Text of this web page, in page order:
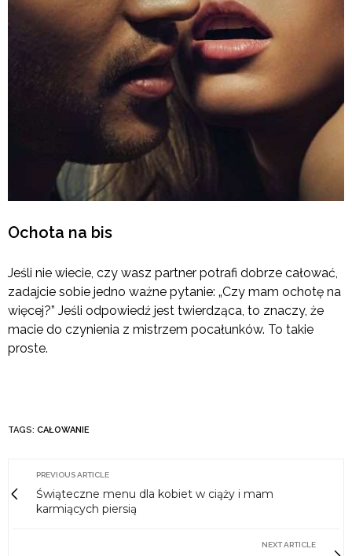
Ochota na bis
Jeśli nie wiecie, czy wasz partner potrafi dobrze całować,
zadajcie sobie jedno ważne pytanie: „Czy mam ochotę na
więcej?” Jeśli odpowiedź jest twierdząca, to znaczy, że
macie do czynienia z mistrzem pocałunków. To takie
proste.
TAGS: CAŁOWANIE
PREVIOUS ARTICLE
Świąteczne menu dla kobiet w ciąży i mam
karmiących piersią
NEXT ARTICLE